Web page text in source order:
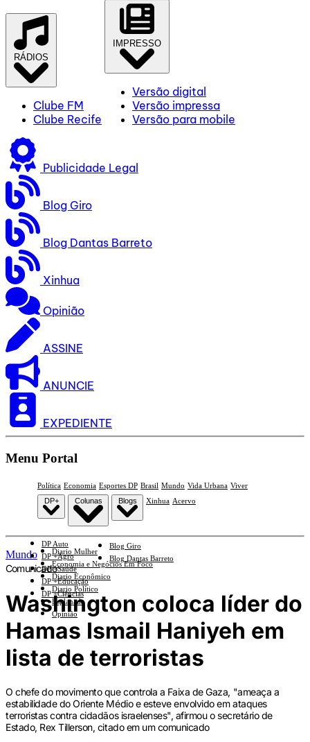
RÁDIOS
Clube FM
Clube Recife
IMPRESSO
Versão digital
Versão impressa
Versão para mobile
Publicidade Legal
Blog Giro
Blog Dantas Barreto
Xinhua
Opinião
ASSINE
ANUNCIE
EXPEDIENTE
Menu Portal
Política Economia Esportes DP Brasil Mundo Vida Urbana Viver
DP+
DP Auto
DP +Agro
DP +Saúde
DP +Educação
DP +Ciências
Colunas
Diario Mulher
Economia e Negócios Em Foco
Diario Econômico
Diario Político
Esplanada
Opinião
Blogs
Blog Giro
Blog Dantas Barreto
Xinhua Acervo
Mundo
Comunicado
Washington coloca líder do
Hamas Ismail Haniyeh em
lista de terroristas
O chefe do movimento que controla a Faixa de Gaza, "ameaça a
estabilidade do Oriente Médio e esteve envolvido em ataques
terroristas contra cidadãos israelenses", afirmou o secretário de
Estado, Rex Tillerson, citado em um comunicado